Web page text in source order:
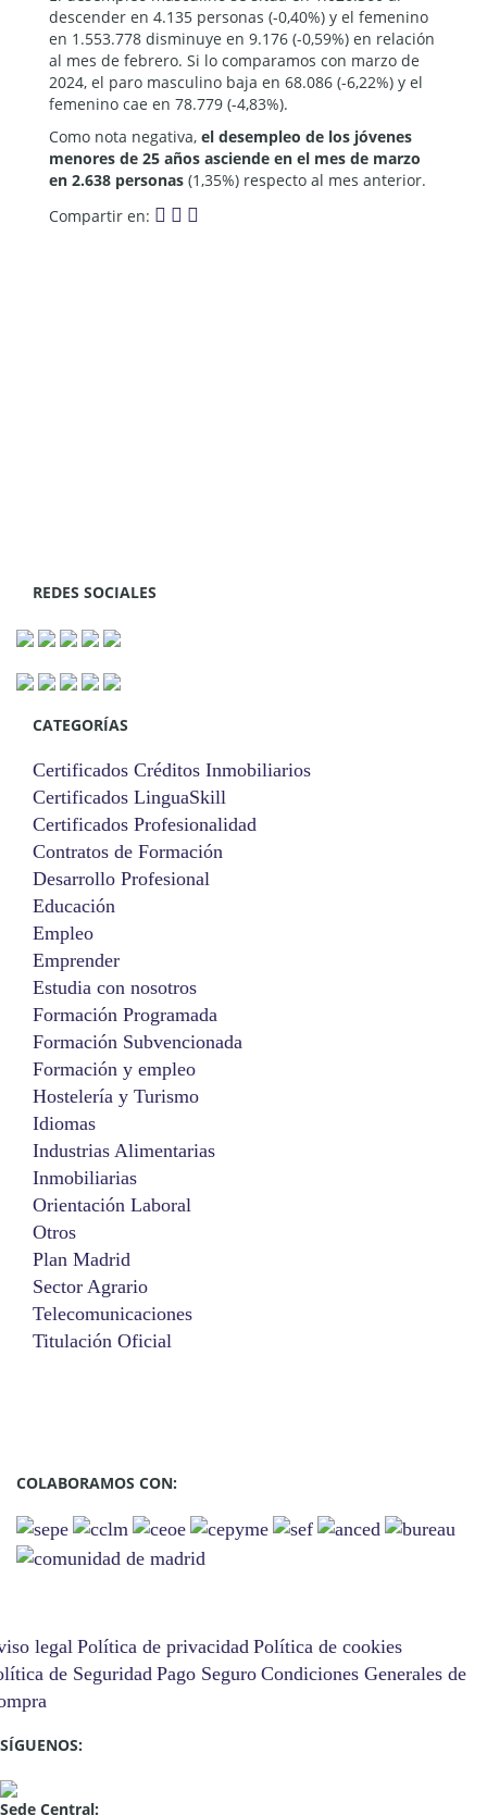
descender en 4.135 personas (-0,40%) y el femenino
en 1.553.778 disminuye en 9.176 (-0,59%) en relación
al mes de febrero. Si lo comparamos con marzo de
2024, el paro masculino baja en 68.086 (-6,22%) y el
femenino cae en 78.779 (-4,83%).
Como nota negativa, el desempleo de los jóvenes
menores de 25 años asciende en el mes de marzo
en 2.638 personas (1,35%) respecto al mes anterior.
Compartir en:
REDES SOCIALES
CATEGORÍAS
Certificados Créditos Inmobiliarios
Certificados LinguaSkill
Certificados Profesionalidad
Contratos de Formación
Desarrollo Profesional
Educación
Empleo
Emprender
Estudia con nosotros
Formación Programada
Formación Subvencionada
Formación y empleo
Hostelería y Turismo
Idiomas
Industrias Alimentarias
Inmobiliarias
Orientación Laboral
Otros
Plan Madrid
Sector Agrario
Telecomunicaciones
Titulación Oficial
COLABORAMOS CON:
legal Política de privacidad Política de cookies
de Seguridad Pago Seguro Condiciones Generales de
SÍGUENOS:
Sede Central: